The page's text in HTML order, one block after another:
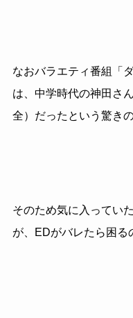
なおバラエティ番組「
は、中学時代の神田さ
全）だったという驚き
そのため気に入ってい
が、EDがバレたら困る